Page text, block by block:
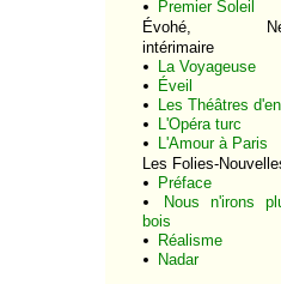
Premier Soleil
Évohé,
intérimaire
La Voyageuse
Éveil
Les Théâtres
L'Opéra turc
L'Amour à Paris
Les Folies-
Préface
Nous n'irons
bois
Réalisme
Nadar